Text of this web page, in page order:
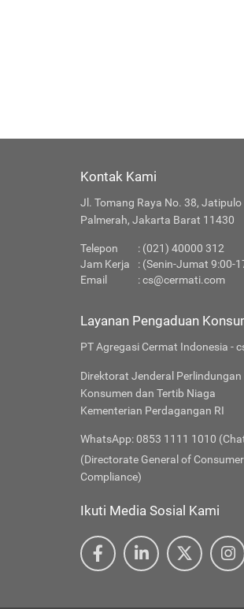
Kontak Kami
Jl. Tomang Raya No. 38, Jatipulo
Palmerah, Jakarta Barat 11430
Telepon
: (021) 40000 312
Jam Kerja
: (Senin-Jumat 9:00-
Email
:cs@cermati.com
Layanan Pengaduan
PT Agregasi Cermat Indonesia -
Direktorat Jenderal Perlindungan
Konsumen dan Tertib Niaga
Kementerian Perdagangan RI
WhatsApp: 0853 1111 1010
(Directorate General of
Compliance)
Ikuti Media Sosial Kami